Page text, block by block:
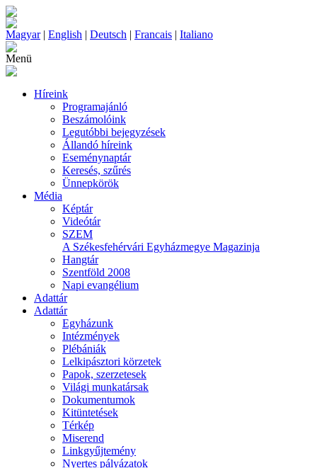
Magyar| English | Deutsch | Francais | Italiano
Menü
Híreink
Programajánló
Beszámolóink
Legutóbbi bejegyzések
Állandó híreink
Eseménynaptár
Keresés, szűrés
Ünnepkörök
Média
Képtár
Videótár
SZEM
A Székesfehérvári Egyházmegye Magazinja
Hangtár
Szentföld 2008
Napi evangélium
Adattár
Adattár
Egyházunk
Intézmények
Plébániák
Lelkipásztori körzetek
Papok, szerzetesek
Világi munkatársak
Dokumentumok
Kitüntetések
Térkép
Miserend
Linkgyűjtemény
Nyertes pályázatok